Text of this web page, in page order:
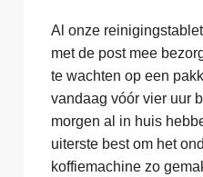
Al onze
met de post mee
te wachten op een
vandaag vóór vier uur
morgen al in huis
uiterste best om het
koffiemachine zo